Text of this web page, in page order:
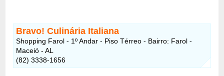
Bravo! Culinária Italiana
Shopping Farol - 1º Andar - Piso Térreo - Bairro: Farol -
Maceió - AL
(82) 3338-1656